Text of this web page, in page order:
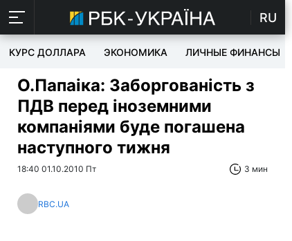
RU
КУРС ДОЛЛАРА ЭКОНОМИКА ЛИЧНЫЕ ФИНАНСЫ
О.Папаіка: Заборгованість з
ПДВ перед іноземними
компаніями буде погашена
наступного тижня
18:40 01.10.2010 Пт 3 мин
RBC.UA